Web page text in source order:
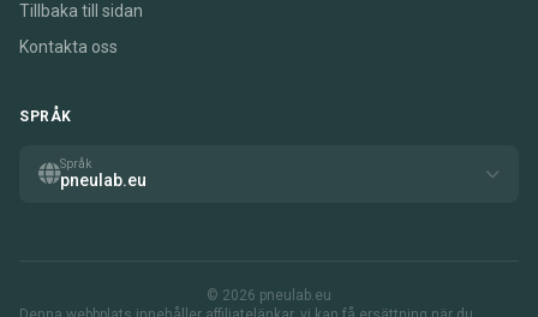
Tillbaka till sidan
Kontakta oss
SPRÅK
Språk
pneulab.eu
© 2026 pneulab.eu